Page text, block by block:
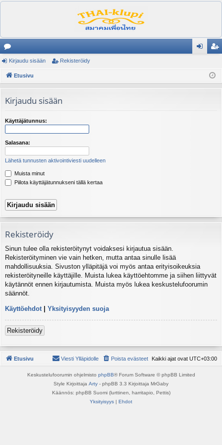
es
ku
el
ua
lu
ist
Kirjaudu sisään Rekisteröidy
Etusivu
Kirjaudu sisään
Käyttäjätunnus:
Salasana:
Lähetä tunnusten aktivointiviesti uudelleen
Muista minut
Piilota käyttäjätunnukseni tällä kertaa
Rekisteröidy
Sinun tulee olla rekisteröitynyt voidaksesi kirjautua sisään.
Rekisteröityminen vie vain hetken, mutta antaa sinulle lisää
mahdollisuuksia. Sivuston ylläpitäjä voi myös antaa erityisoikeuksia
rekisteröityneille käyttäjille. Muista lukea käyttöehtomme ja siihen liittyvät
käytännöt ennen kirjautumista. Muista myös lukea keskustelufoorumin
säännöt.
Käyttöehdot | Yksityisyyden suoja
Rekisteröidy
Etusivu Kaikki ajat ovat UTC+03:00
Poista evästeet
Viesti Ylläpidolle
Keskustelufoorumin ohjelmisto phpBB® Forum Software © phpBB Limited
Style Kirjoittaja Arty - phpBB 3.3 Kirjoittaja MrGaby
Käännös: phpBB Suomi (lurttinen, harritapio, Pettis)
Yksityisyys | Ehdot